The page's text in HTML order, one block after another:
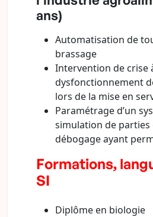
ans)
Automatisation de
brassage
Intervention de crise
dysfonctionnement
lors de la mise en
Paramétrage d’un
simulation de parties
débogage ayant
Formations,
SI
Diplôme en biologie